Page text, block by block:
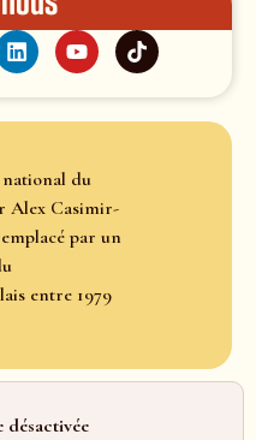
national du
Alex Casimir-
par un
entre 1979
désactivée